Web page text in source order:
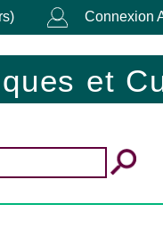
Connexion
et